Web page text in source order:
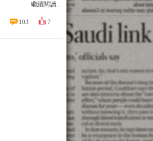
繼續閱讀...
103 7